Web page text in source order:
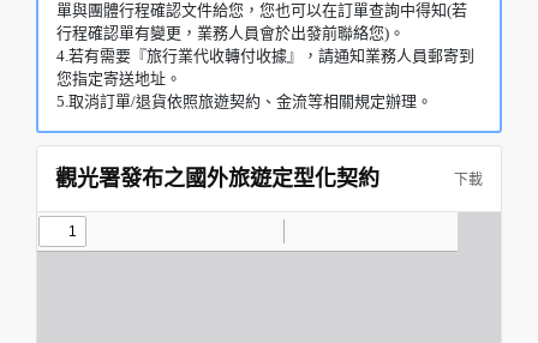
單與團體行程確認文件給您，您也可以在訂單查詢中得知(若
行程確認單有變更，業務人員會於出發前聯絡您)。
4.若有需要『旅行業代收轉付收據』，請通知業務人員郵寄到
您指定寄送地址。
5.取消訂單/退貨依照旅遊契約、金流等相關規定辦理。
觀光署發布之國外旅遊定型化契約 下載